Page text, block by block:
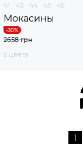
41 43 44 45 46
Мокасины
2658 грн
2 цвета
1